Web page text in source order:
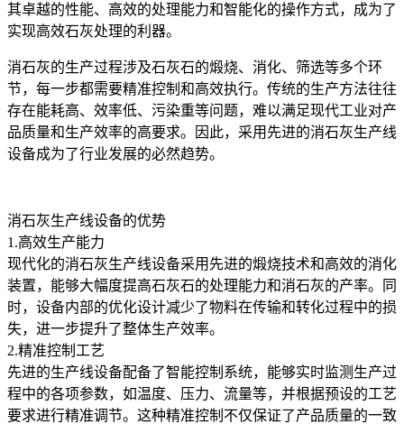
其卓越的性能、高效的处理能力和智能化的操作方式，成为了
实现高效石灰处理的利器。
消石灰的生产过程涉及石灰石的煅烧、消化、筛选等多个环
节，每一步都需要精准控制和高效执行。传统的生产方法往往
存在能耗高、效率低、污染重等问题，难以满足现代工业对产
品质量和生产效率的高要求。因此，采用先进的消石灰生产线
设备成为了行业发展的必然趋势。
消石灰生产线设备的优势
1.高效生产能力
现代化的消石灰生产线设备采用先进的煅烧技术和高效的消化
装置，能够大幅度提高石灰石的处理能力和消石灰的产率。同
时，设备内部的优化设计减少了物料在传输和转化过程中的损
失，进一步提升了整体生产效率。
2.精准控制工艺
先进的生产线设备配备了智能控制系统，能够实时监测生产过
程中的各项参数，如温度、压力、流量等，并根据预设的工艺
要求进行精准调节。这种精准控制不仅保证了产品质量的一致